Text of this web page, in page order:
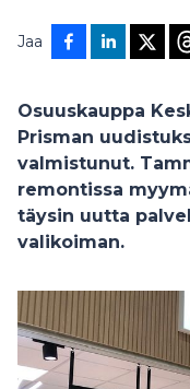
Jaa
Osuuskauppa
Prisman
valmistunut.
remontissa
täysin uutta
valikoiman.